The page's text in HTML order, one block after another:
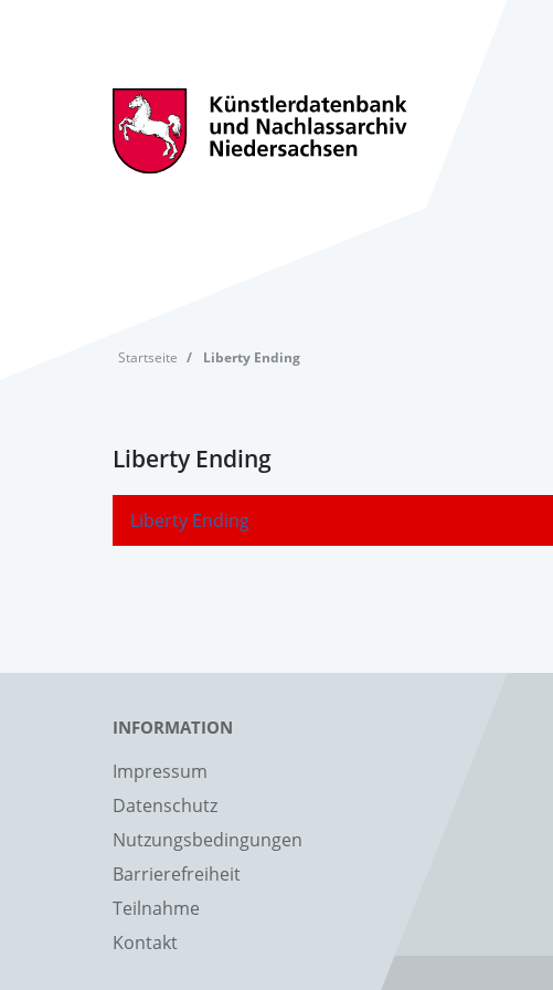
Startseite Liberty Ending
Liberty Ending
Liberty Ending
INFORMATION
Impressum
Datenschutz
Nutzungsbedingungen
Barrierefreiheit
Teilnahme
Kontakt